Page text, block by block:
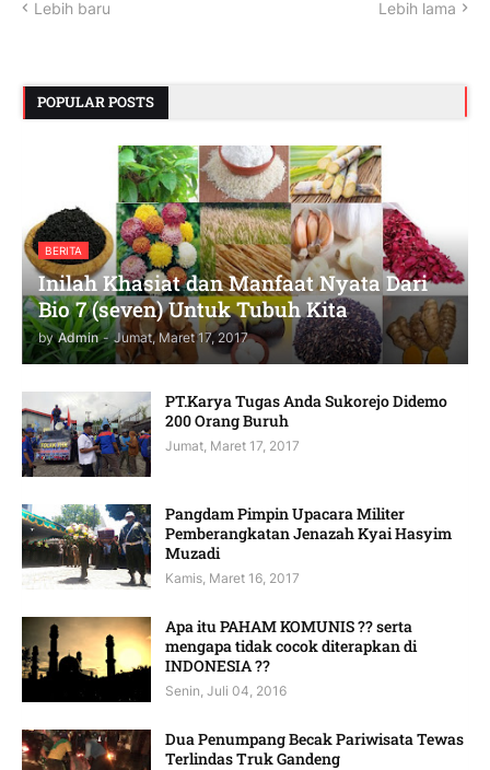
Lebih baru Lebih lama
POPULAR POSTS
BERITA
Inilah Khasiat dan Manfaat Nyata Dari
Bio 7 (seven) Untuk Tubuh Kita
by Admin - Jumat, Maret 17, 2017
PT.Karya Tugas Anda Sukorejo Didemo
200 Orang Buruh
Jumat, Maret 17, 2017
Pangdam Pimpin Upacara Militer
Pemberangkatan Jenazah Kyai Hasyim
Muzadi
Kamis, Maret 16, 2017
Apa itu PAHAM KOMUNIS ?? serta
mengapa tidak cocok diterapkan di
INDONESIA ??
Senin, Juli 04, 2016
Dua Penumpang Becak Pariwisata Tewas
Terlindas Truk Gandeng